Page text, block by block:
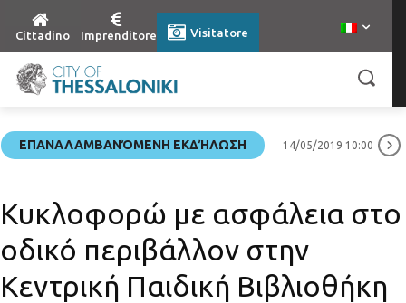
Cittadino Imprenditore Visitatore
ΕΠΑΝΑΛΑΜΒΑΝΌΜΕΝΗ ΕΚΔΉΛΩΣΗ 14/05/2019 10:00
Κυκλοφορώ με ασφάλεια στο
οδικό περιβάλλον στην
Κεντρική Παιδική Βιβλιοθήκη